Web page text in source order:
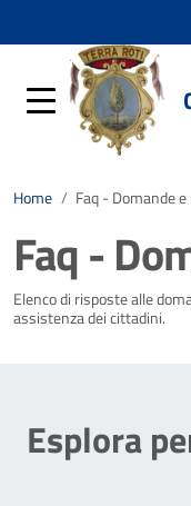
Home / Faq - Domande
Faq -
Elenco di risposte alle
assistenza dei cittadini.
Esplora